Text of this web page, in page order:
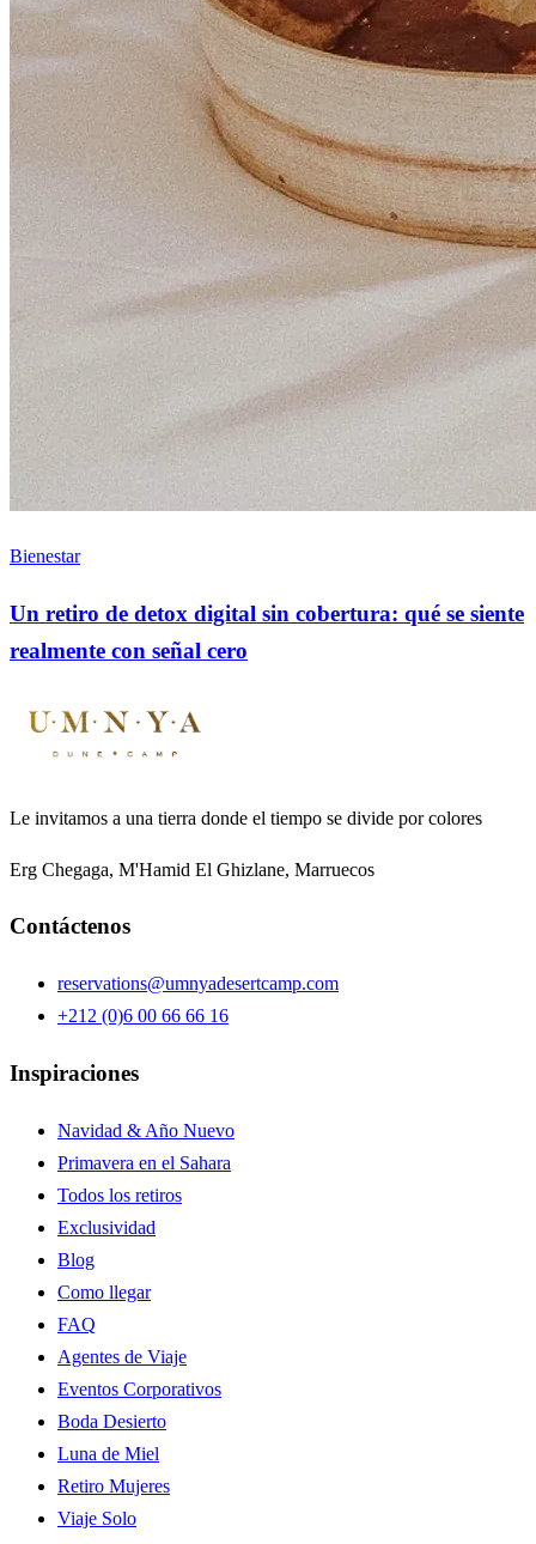
Bienestar
Un retiro de detox digital sin cobertura: qué se siente
realmente con señal cero
Le invitamos a una tierra donde el tiempo se divide por colores
Erg Chegaga, M'Hamid El Ghizlane, Marruecos
Contáctenos
reservations@umnyadesertcamp.com
+212 (0)6 00 66 66 16
Inspiraciones
Navidad & Año Nuevo
Primavera en el Sahara
Todos los retiros
Exclusividad
Blog
Como llegar
FAQ
Agentes de Viaje
Eventos Corporativos
Boda Desierto
Luna de Miel
Retiro Mujeres
Viaje Solo